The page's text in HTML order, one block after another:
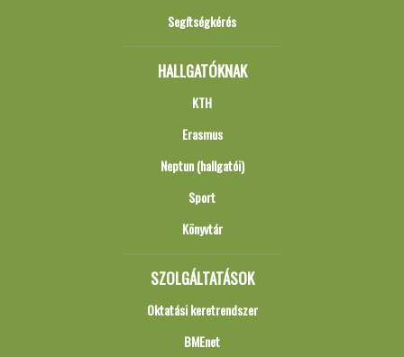
Segítségkérés
HALLGATÓKNAK
KTH
Erasmus
Neptun (hallgatói)
Sport
Könyvtár
SZOLGÁLTATÁSOK
Oktatási keretrendszer
BMEnet